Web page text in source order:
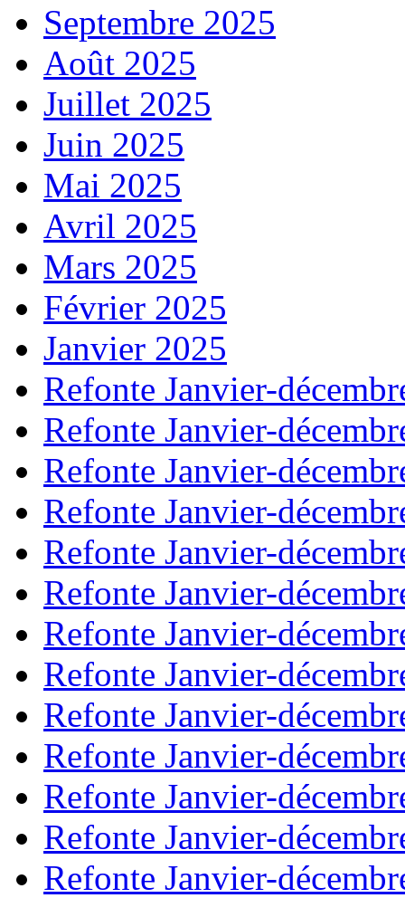
Septembre 2025
Août 2025
Juillet 2025
Juin 2025
Mai 2025
Avril 2025
Mars 2025
Février 2025
Janvier 2025
Refonte Janvier-
Refonte Janvier-
Refonte Janvier-
Refonte Janvier-
Refonte Janvier-
Refonte Janvier-
Refonte Janvier-
Refonte Janvier-
Refonte Janvier-
Refonte Janvier-
Refonte Janvier-
Refonte Janvier-
Refonte Janvier-